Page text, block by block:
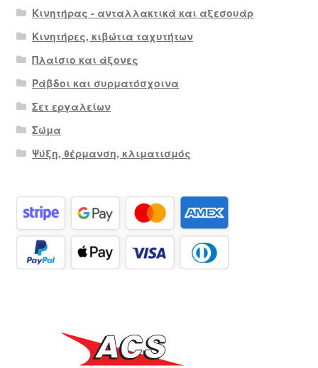
Κινητήρας - ανταλλακτικά και αξεσουάρ
Κινητήρες, κιβώτια ταχυτήτων
Πλαίσιο και άξονες
Ράβδοι και συρματόσχοινα
Σετ εργαλείων
Σώμα
Ψύξη, θέρμανση, κλιματισμός